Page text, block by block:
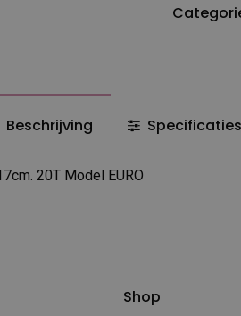
Beschrijving Specificaties
20T Model EURO
Shop